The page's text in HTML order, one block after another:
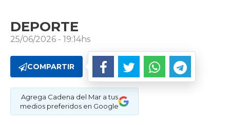
DEPORTE
25/06/2026 - 19:14hs
COMPARTIR
Agrega Cadena del Mar a tus
medios preferidos en Google